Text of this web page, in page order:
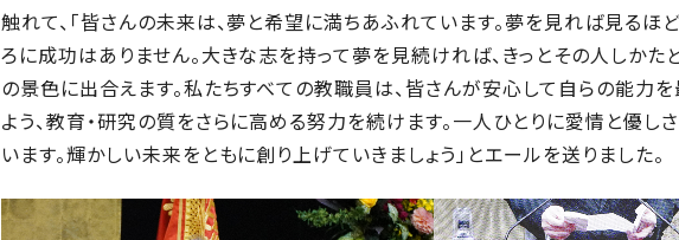
触れて、「皆さんの未来は、夢と希望に満ちあふれています。夢を見れば見るほ
ろに成功はありません。大きな志を持って夢を見続ければ、きっとその人しかた
の景色に出合えます。私たちすべての教職員は、皆さんが安心して自らの能力
よう、教育・研究の質をさらに高める努力を続けます。一人ひとりに愛情と優し
います。輝かしい未来をともに創り上げていきましょう」とエールを送りました。